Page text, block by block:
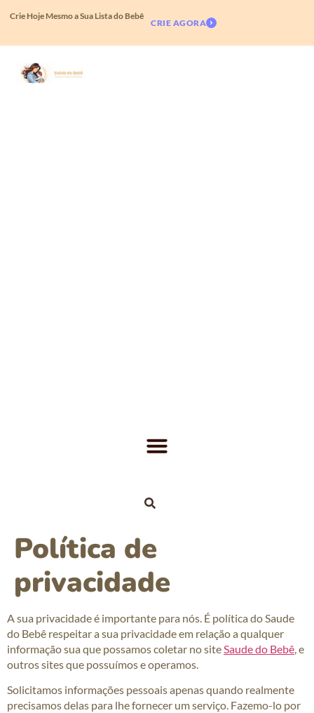
Crie Hoje Mesmo a Sua Lista do Bebê
CRIE AGORA
Política de
privacidade
A sua privacidade é importante para nós. É política do Saude
do Bebê respeitar a sua privacidade em relação a qualquer
informação sua que possamos coletar no siteSaude do Bebê, e
outros sites que possuímos e operamos.
Solicitamos informações pessoais apenas quando realmente
precisamos delas para lhe fornecer um serviço. Fazemo-lo por